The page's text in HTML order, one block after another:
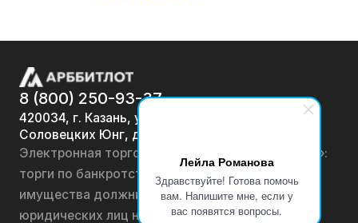
Лейла Романова
Здравствуйте! Готова помочь
вам. Напишите мне, если у
вас появятся вопросы.
8 (800) 250-93-37
420034, г. Казань, ул.
Соловецких Юнг, д. 7
Электронная торговая площадка «АРББИТЛОТ»:
торги по банкротству, лоты по продаже
имущества должников физических лиц и
юридических лиц на онлайн-аукционах.